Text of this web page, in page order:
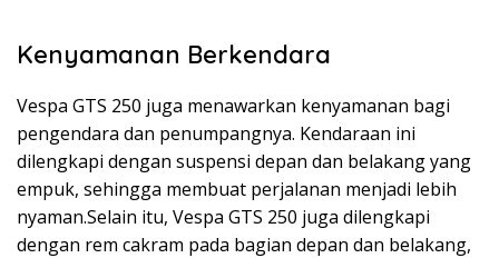
Kenyamanan Berkendara
Vespa GTS 250 juga menawarkan kenyamanan bagi
pengendara dan penumpangnya. Kendaraan ini
dilengkapi dengan suspensi depan dan belakang yang
empuk, sehingga membuat perjalanan menjadi lebih
nyaman.Selain itu, Vespa GTS 250 juga dilengkapi
dengan rem cakram pada bagian depan dan belakang,